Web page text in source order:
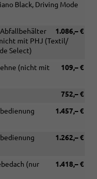
Black, Driving Mode
1.086,– €
mit PHJ (Textil/
Select)
109,– €
(nicht mit
752,– €
1.457,– €
1.262,– €
1.418,– €
(nur